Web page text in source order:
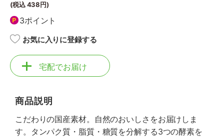
(税込438円)
3ポイント
お気に入りに登録する
宅配でお届け
商品説明
こだわりの国産素材。自然のおいしさをお届けしま
す。タンパク質・脂質・糖質を分解する3つの酵素を